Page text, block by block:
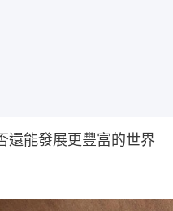
還能發展更豐富的世界